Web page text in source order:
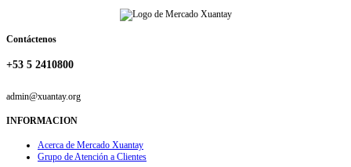
Contáctenos
+53 5 2410800
admin@xuantay.org
INFORMACION
Acerca de Mercado Xuantay
Grupo de Atención a Clientes